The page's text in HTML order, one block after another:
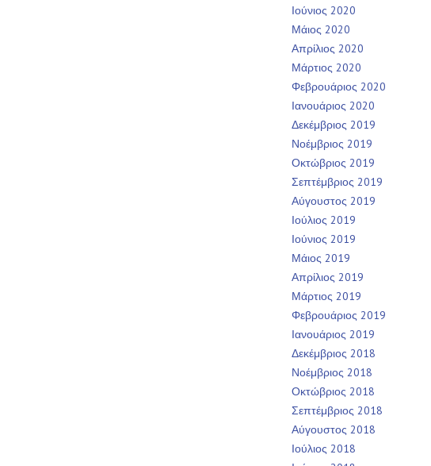
Ιούνιος 2020
Μάιος 2020
Απρίλιος 2020
Μάρτιος 2020
Φεβρουάριος 2020
Ιανουάριος 2020
Δεκέμβριος 2019
Νοέμβριος 2019
Οκτώβριος 2019
Σεπτέμβριος 2019
Αύγουστος 2019
Ιούλιος 2019
Ιούνιος 2019
Μάιος 2019
Απρίλιος 2019
Μάρτιος 2019
Φεβρουάριος 2019
Ιανουάριος 2019
Δεκέμβριος 2018
Νοέμβριος 2018
Οκτώβριος 2018
Σεπτέμβριος 2018
Αύγουστος 2018
Ιούλιος 2018